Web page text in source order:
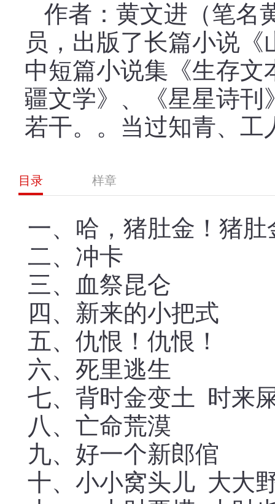
作者：黄文进（笔名
员，出版了长篇小说
中短篇小说集《生存
疆文学》、《星星诗刊
若干。。当过知青、工
目录 样章
一、哈，猪肚金！猪肚
二、冲卡
三、血祭昆仑
四、新来的小把式
五、仇恨！仇恨！
六、死里逃生
七、背时金变土 时来
八、亡命荒漠
九、好一个新郎倌
十、小小窝头儿 大大